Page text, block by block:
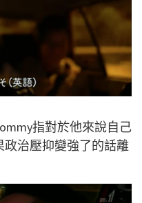
指對於他來說自己
治壓抑變強了的話離